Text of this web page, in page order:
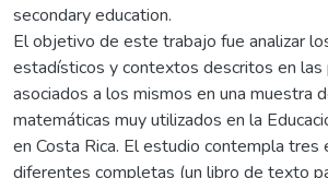
secondary education.
El objetivo de este trabajo fue analizar
estadísticos y contextos descritos en las
asociados a los mismos en una muestra
matemáticas muy utilizados en la
en Costa Rica. El estudio contempla tres
diferentes completas (un libro de texto